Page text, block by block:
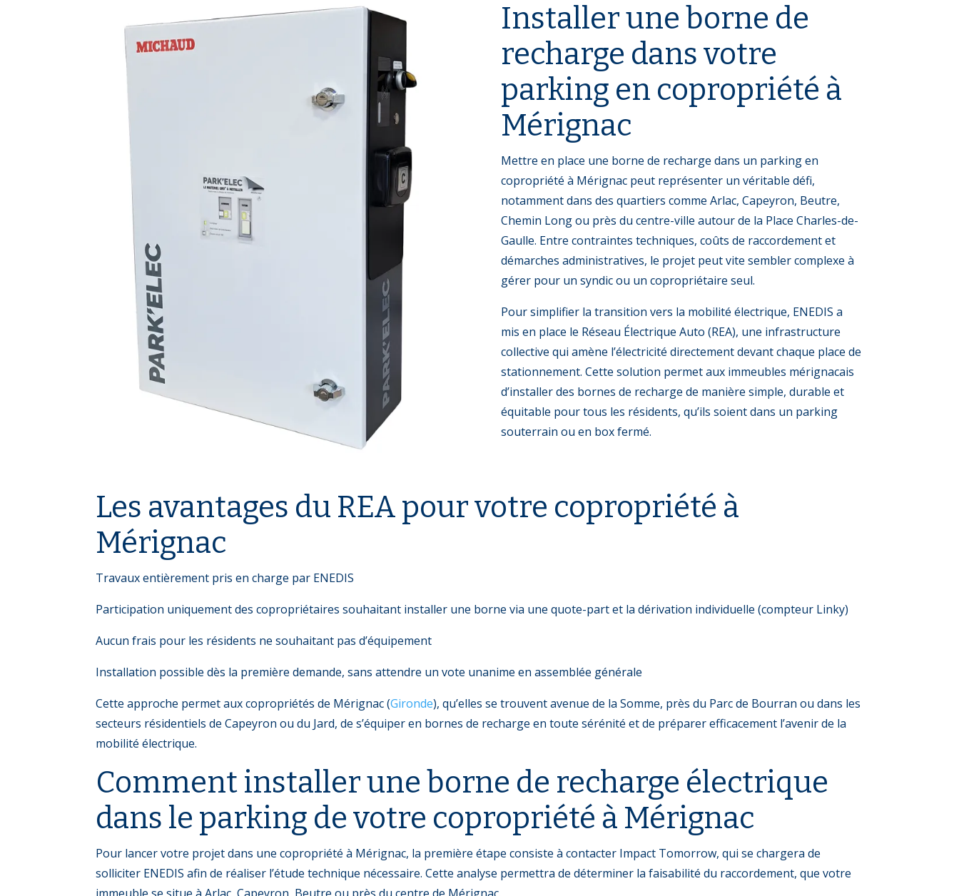
Installer une borne de
recharge dans votre
parking en copropriété à
Mérignac
Mettre en place une borne de recharge dans un parking en
copropriété à Mérignac peut représenter un véritable défi,
notamment dans des quartiers comme Arlac, Capeyron, Beutre,
Chemin Long ou près du centre-ville autour de la Place Charles-de-
Gaulle. Entre contraintes techniques, coûts de raccordement et
démarches administratives, le projet peut vite sembler complexe à
gérer pour un syndic ou un copropriétaire seul.
Pour simplifier la transition vers la mobilité électrique, ENEDIS a
mis en place le Réseau Électrique Auto (REA), une infrastructure
collective qui amène l’électricité directement devant chaque place de
stationnement. Cette solution permet aux immeubles mérignacais
d’installer des bornes de recharge de manière simple, durable et
équitable pour tous les résidents, qu’ils soient dans un parking
souterrain ou en box fermé.
Les avantages du REA pour votre copropriété à
Mérignac
Travaux entièrement pris en charge par ENEDIS
Participation uniquement des copropriétaires souhaitant installer une borne via une quote-part et la dérivation individuelle (compteur Linky)
Aucun frais pour les résidents ne souhaitant pas d’équipement
Installation possible dès la première demande, sans attendre un vote unanime en assemblée générale
Cette approche permet aux copropriétés de Mérignac (Gironde), qu’elles se trouvent avenue de la Somme, près du Parc de Bourran ou dans les
secteurs résidentiels de Capeyron ou du Jard, de s’équiper en bornes de recharge en toute sérénité et de préparer efficacement l’avenir de la
mobilité électrique.
Comment installer une borne de recharge électrique
dans le parking de votre copropriété à Mérignac
Pour lancer votre projet dans une copropriété à Mérignac, la première étape consiste à contacter Impact Tomorrow, qui se chargera de
solliciter ENEDIS afin de réaliser l’étude technique nécessaire. Cette analyse permettra de déterminer la faisabilité du raccordement, que votre